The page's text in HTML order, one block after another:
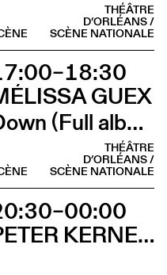
THÉÂTRE
D’ORLÉANS /
SCÈNE NATIONALE
GUEX
Down (Full album)
THÉÂTRE
D’ORLÉANS /
SCÈNE NATIONALE
PETER KERNEL + ONE SENTENCE. SUPERVISOR